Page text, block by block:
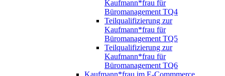
Kaufmann*frau für
Büromanagement TQ4
Teilqualifizierung zur
Kaufmann*frau für
Büromanagement TQ5
Teilqualifizierung zur
Kaufmann*frau für
Büromanagement TQ6
Kaufmann*frau im E-Commmerce